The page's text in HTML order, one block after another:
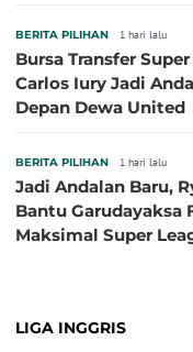
BERITA PILIHAN 1 hari lalu
Bursa Transfer
Carlos Iury Jadi
Depan Dewa United
BERITA PILIHAN 1 hari lalu
Jadi Andalan Baru,
Bantu Garudayaksa
Maksimal Super
LIGA INGGRIS